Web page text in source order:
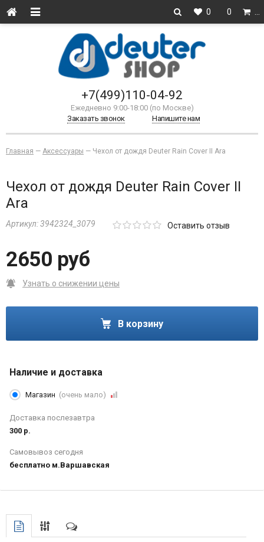
0 0
+7(499)110-04-92
Ежедневно 9:00-18:00 (по Москве)
Заказать звонок
Напишите нам
Главная — Аксессуары — Чехол от дождя Deuter Rain Cover II Ara
Чехол от дождя Deuter Rain Cover II
Ara
Артикул:3942324_3079 Оставить отзыв
2650 руб
Узнать о снижении цены
В корзину
Наличие и доставка
Магазин (очень мало)
Доставка послезавтра
300 р.
Самовывоз сегодня
бесплатно м.Варшавская